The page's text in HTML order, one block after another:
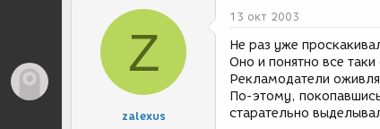
а
о
з
д
и
Z
zalexus
13 окт 2003
Не раз уже
Оно и понятно все
Рекламодатели
По-этому,
старательно